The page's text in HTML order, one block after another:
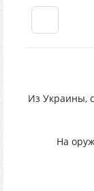
Из Украины,
На